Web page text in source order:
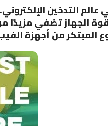
عالم التدخين
الجهاز تضفي
المبتكر من أجهزة